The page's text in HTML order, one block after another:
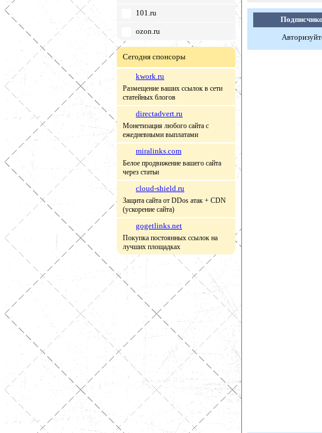
101.ru
ozon.ru
Сегодня спонсоры
kwork.ru
Размещение ваших ссылок в сети
статейных блогов
directadvert.ru
Монетизация любого сайта с
ежедневными выплатами
miralinks.com
Белое продвижение вашего сайта
через статьи
cloud-shield.ru
Защита сайта от DDos атак + CDN
(ускорение сайта)
gogetlinks.net
Покупка постоянных ссылок на
лучших площадках